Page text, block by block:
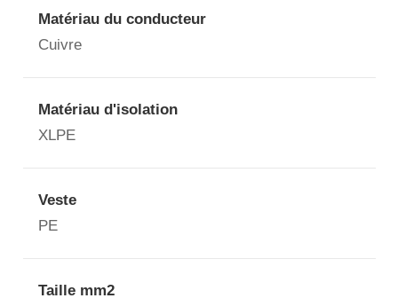
Matériau du conducteur
Cuivre
Matériau d'isolation
XLPE
Veste
PE
Taille mm2